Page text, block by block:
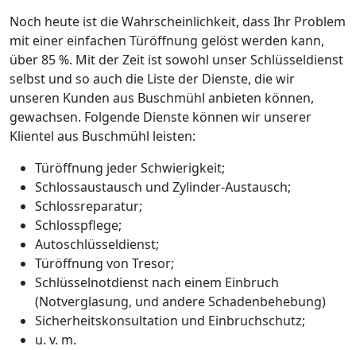
Noch heute ist die Wahrscheinlichkeit, dass Ihr Problem
mit einer einfachen Türöffnung gelöst werden kann,
über 85 %. Mit der Zeit ist sowohl unser Schlüsseldienst
selbst und so auch die Liste der Dienste, die wir
unseren Kunden aus Buschmühl anbieten können,
gewachsen. Folgende Dienste können wir unserer
Klientel aus Buschmühl leisten:
Türöffnung jeder Schwierigkeit;
Schlossaustausch und Zylinder-Austausch;
Schlossreparatur;
Schlosspflege;
Autoschlüsseldienst;
Türöffnung von Tresor;
Schlüsselnotdienst nach einem Einbruch
(Notverglasung, und andere Schadenbehebung)
Sicherheitskonsultation und Einbruchschutz;
u. v. m.